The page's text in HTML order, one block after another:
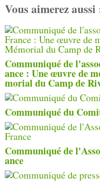
Vous aimerez aussi
Communiqué de
ance : Une œuvre de
morial du Camp de
Communiqué du
Communiqué de
ance